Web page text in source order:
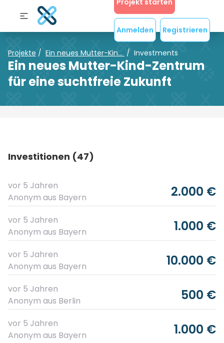
Projekt starten
Anmelden Registrieren
Projekte / Ein neues Mutter-Kin... / Investments
Ein neues Mutter-Kind-Zentrum
für eine suchtfreie Zukunft
Investitionen (47)
vor 5 Jahren
Anonym aus Bayern 2.000 €
vor 5 Jahren
Anonym aus Bayern 1.000 €
vor 5 Jahren
Anonym aus Bayern 10.000 €
vor 5 Jahren
Anonym aus Berlin 500 €
vor 5 Jahren
Anonym aus Bayern 1.000 €